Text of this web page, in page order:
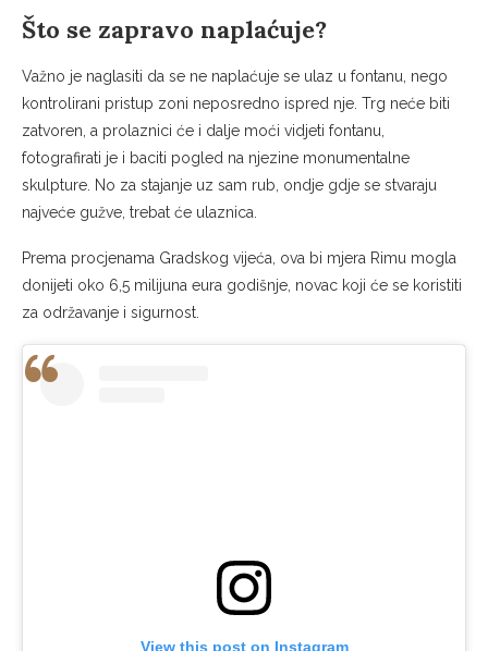
Što se zapravo naplaćuje?
Važno je naglasiti da se ne naplaćuje se ulaz u fontanu, nego
kontrolirani pristup zoni neposredno ispred nje. Trg neće biti
zatvoren, a prolaznici će i dalje moći vidjeti fontanu,
fotografirati je i baciti pogled na njezine monumentalne
skulpture. No za stajanje uz sam rub, ondje gdje se stvaraju
najveće gužve, trebat će ulaznica.
Prema procjenama Gradskog vijeća, ova bi mjera Rimu mogla
donijeti oko 6,5 milijuna eura godišnje, novac koji će se koristiti
za održavanje i sigurnost.
View this post on Instagram